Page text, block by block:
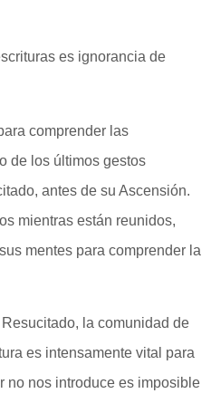
es ignorancia de
comprender las
de los últimos gestos
antes de su Ascensión.
mientras están reunidos,
mentes para comprender la
la comunidad de
es intensamente vital para
no nos introduce es imposible